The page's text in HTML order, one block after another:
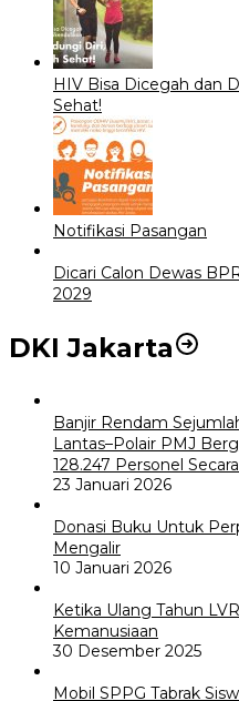
HIV Bisa Dicegah dan
Sehat!
Notifikasi Pasangan
Dicari Calon Dewas
2029
DKI Jakarta
Banjir Rendam
Lantas–Polair PMJ
128.247 Personel
23 Januari 2026
Donasi Buku Untuk
Mengalir
10 Januari 2026
Ketika Ulang Tahun
Kemanusiaan
30 Desember 2025
Mobil SPPG Tabrak